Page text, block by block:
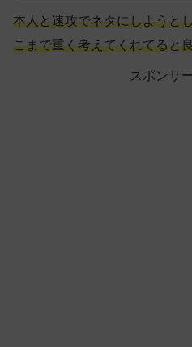
本人と速攻でネタにしようと
こまで重く考えてくれてると
スポンサ